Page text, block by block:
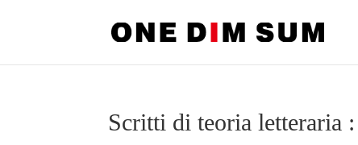
Scritti di teoria letteraria